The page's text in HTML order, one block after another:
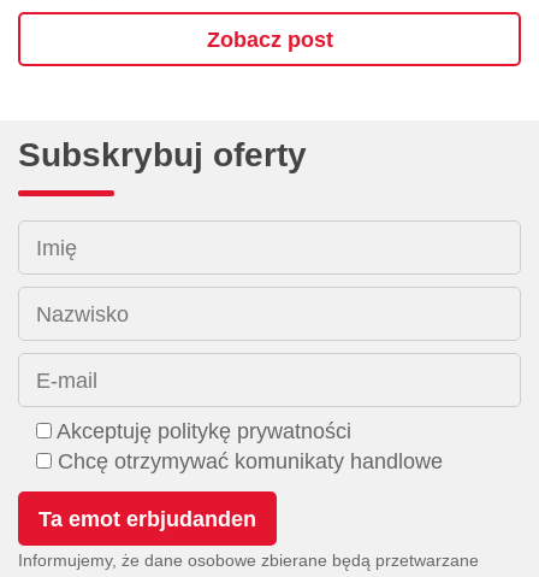
Zobacz post
Subskrybuj oferty
Imię
Nazwisko
E-mail
Akceptuję politykę prywatności
Chcę otrzymywać komunikaty handlowe
Informujemy, że dane osobowe zbierane będą przetwarzane